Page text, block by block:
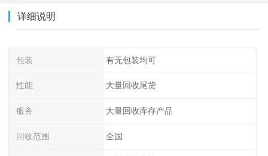
详细说明
包装 有无包装均可
性能 大量回收尾货
服务 大量回收库存产品
回收范围 全国